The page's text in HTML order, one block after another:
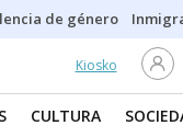
de género
Kiosko
CULTURA